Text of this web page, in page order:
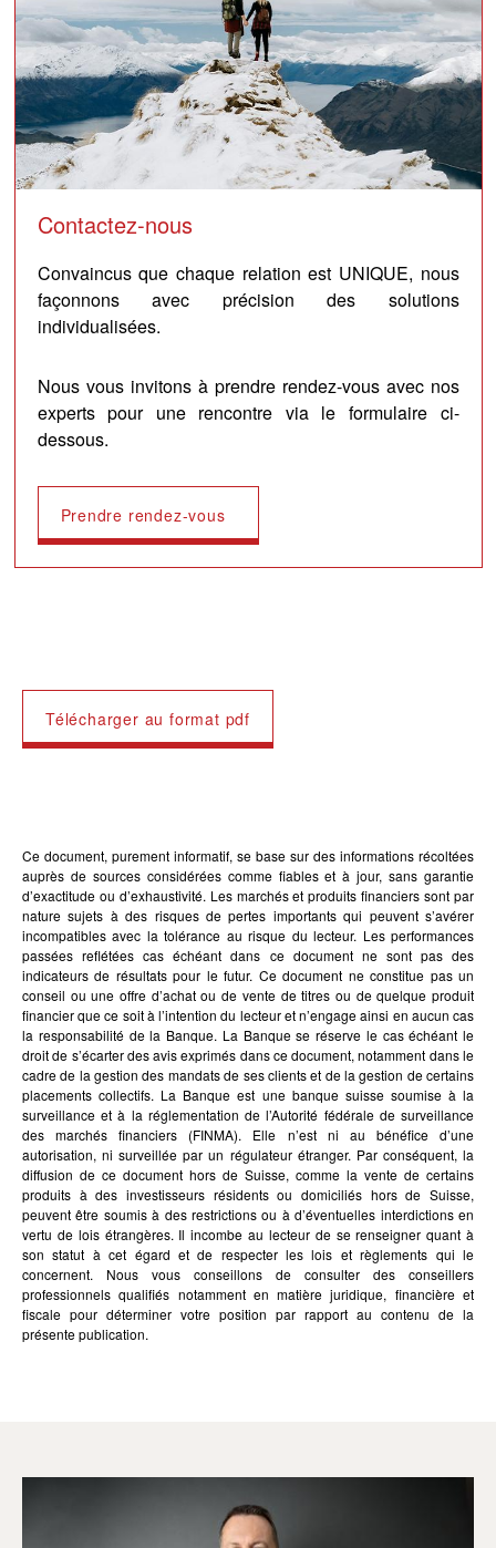
Contactez-nous
Convaincus que chaque relation est UNIQUE, nous
façonnons avec précision des solutions
individualisées.
Nous vous invitons à prendre rendez-vous avec nos
experts pour une rencontre via le formulaire ci-
dessous.
Prendre rendez-vous
Télécharger au format pdf
Ce document, purement informatif, se base sur des informations récoltées
auprès de sources considérées comme fiables et à jour, sans garantie
d’exactitude ou d’exhaustivité. Les marchés et produits financiers sont par
nature sujets à des risques de pertes importants qui peuvent s’avérer
incompatibles avec la tolérance au risque du lecteur. Les performances
passées reflétées cas échéant dans ce document ne sont pas des
indicateurs de résultats pour le futur. Ce document ne constitue pas un
conseil ou une offre d’achat ou de vente de titres ou de quelque produit
financier que ce soit à l’intention du lecteur et n’engage ainsi en aucun cas
la responsabilité de la Banque. La Banque se réserve le cas échéant le
droit de s’écarter des avis exprimés dans ce document, notamment dans le
cadre de la gestion des mandats de ses clients et de la gestion de certains
placements collectifs. La Banque est une banque suisse soumise à la
surveillance et à la réglementation de l’Autorité fédérale de surveillance
des marchés financiers (FINMA). Elle n’est ni au bénéfice d’une
autorisation, ni surveillée par un régulateur étranger. Par conséquent, la
diffusion de ce document hors de Suisse, comme la vente de certains
produits à des investisseurs résidents ou domiciliés hors de Suisse,
peuvent être soumis à des restrictions ou à d’éventuelles interdictions en
vertu de lois étrangères. Il incombe au lecteur de se renseigner quant à
son statut à cet égard et de respecter les lois et règlements qui le
concernent. Nous vous conseillons de consulter des conseillers
professionnels qualifiés notamment en matière juridique, financière et
fiscale pour déterminer votre position par rapport au contenu de la
présente publication.